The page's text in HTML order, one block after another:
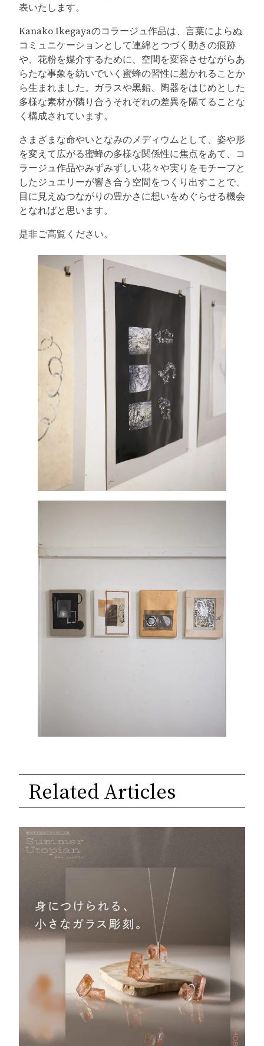
表いたします。
Kanako Ikegayaのコラージュ作品は、言葉によらぬ
コミュニケーションとして連綿とつづく動きの痕跡
や、花粉を媒介するために、空間を変容させながらあ
らたな事象を紡いでいく蜜蜂の習性に惹かれることか
ら生まれました。ガラスや黒鉛、陶器をはじめとした
多様な素材が隣り合うそれぞれの差異を隔てることな
く構成されています。
さまざまな命やいとなみのメディウムとして、姿や形
を変えて広がる蜜蜂の多様な関係性に焦点をあて、コ
ラージュ作品やみずみずしい花々や実りをモチーフと
したジュエリーが響き合う空間をつくり出すことで、
目に見えぬつながりの豊かさに想いをめぐらせる機会
となればと思います。
是非ご高覧ください。
Related Articles